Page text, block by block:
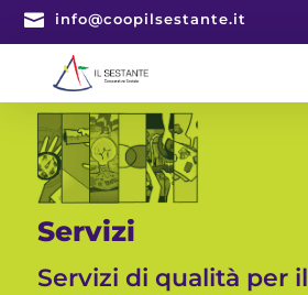
 info@coopilsestante.it
Servizi
Servizi di qualità per il